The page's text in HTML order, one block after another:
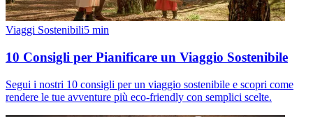
Viaggi Sostenibili5 min
10 Consigli per Pianificare un Viaggio Sostenibile
Segui i nostri 10 consigli per un viaggio sostenibile e scopri come
rendere le tue avventure più eco-friendly con semplici scelte.